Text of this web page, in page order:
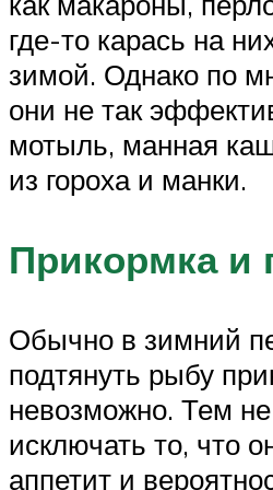
где-то карась на
зимой. Однако по
они не так
мотыль, манная
из гороха и манки.
Прикормка и
Обычно в зимний
подтянуть рыбу
невозможно. Тем
исключать то, что
аппетит и